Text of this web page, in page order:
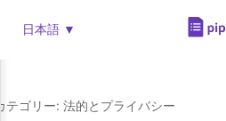
日本語 ▼
テゴリー: 法的とプライバシー